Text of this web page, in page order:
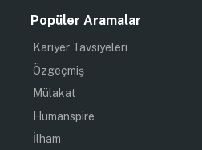
Popüler Aramalar
Kariyer Tavsiyeleri
Özgeçmiş
Mülakat
Humanspire
İlham